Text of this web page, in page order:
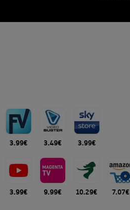
3.99€ 3.49€ 3.99€
3.99€ 9.99€ 10.29€ 7.07€